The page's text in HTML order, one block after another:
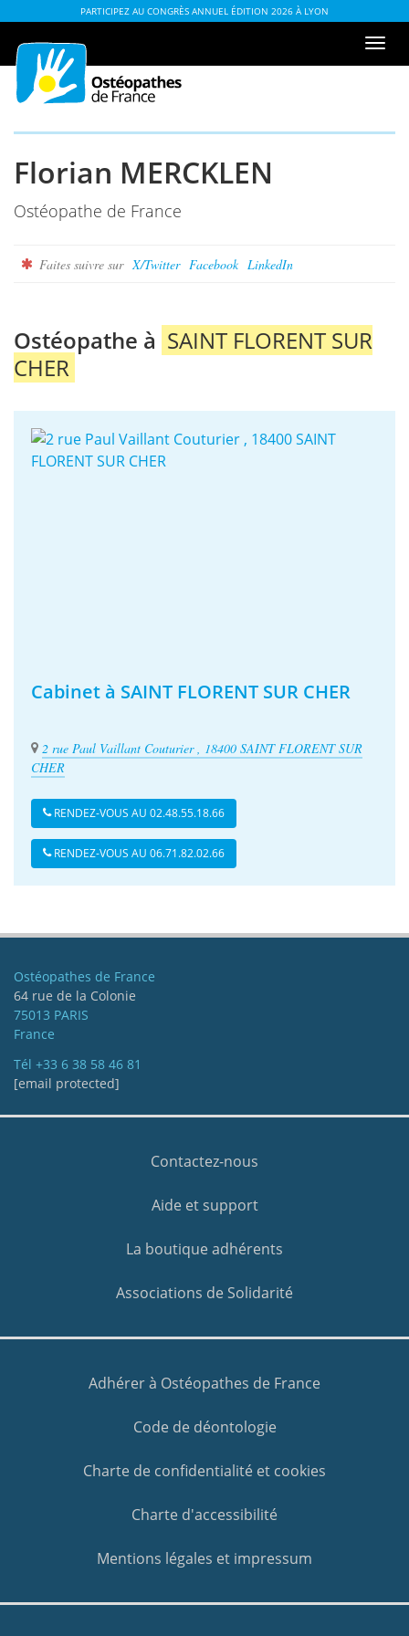
contenu
des
PARTICIPEZ AU CONGRÈS ANNUEL ÉDITION 2026 À LYON
de
Florian MERCKLEN
Ostéopathe de France
Faites suivre sur X/Twitter Facebook LinkedIn
Ostéopathe à SAINT FLORENT SUR
CHER
Cabinet à SAINT FLORENT SUR CHER
2 rue Paul Vaillant Couturier , 18400 SAINT FLORENT SUR
CHER
RENDEZ-VOUS AU 02.48.55.18.66
RENDEZ-VOUS AU 06.71.82.02.66
Ostéopathes de France
64 rue de la Colonie
75013 PARIS
France
Tél +33 6 38 58 46 81
[email protected]
Contactez-nous
Aide et support
La boutique adhérents
Associations de Solidarité
Adhérer à Ostéopathes de France
Code de déontologie
Charte de confidentialité et cookies
Charte d'accessibilité
Mentions légales et impressum